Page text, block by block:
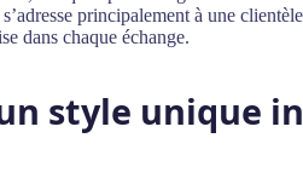
principalement à une
dans chaque échange.
style unique